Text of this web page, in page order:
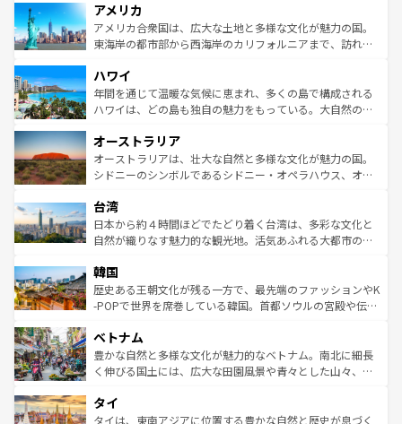
ンツ一覧を参照してほしい。
の建物がそのまま残る町や、スイスならではのユニークな
博物館もあり、アルプス観光だけでなく町歩きも満喫する
ことができる。国民の所得が高いため物価も高いが、旅行
ば市内交通費無料で観光を楽しむこともできる。 なお、新
着のスイス情報はコンテンツ一覧 を参照してほしい。
アメリカ
アメリカ合衆国は、広大な土地と多様な文化が魅力の国。
東海岸の都市部から西海岸のカリフォルニアまで、訪れる
のような巨大都市は、観光、ショッピング、エンターテイ
ンメントが詰まった刺激的なスポットだ。一方、アメリカ
西部には大自然が広がり、グランドキャニオンやイエロー
部のニューオーリンズでは、音楽と美食が融合した独特の
文化が魅力。旅行者はアメリカの各地域で異なる魅力を楽
しみながら、その多様性と豊かな歴史を感じることができ
ならではの贅沢な旅のスタイルだ。 なお、新着のアメリカ
情報はコンテンツ一覧を参照してほしい。
ハワイ
年間を通じて温暖な気候に恵まれ、多くの島で構成される
ハワイは、どの島も独自の魅力をもっている。大自然の神
ワイ島は見逃せない。また、定番の観光地といえばオアフ
島だが、静かな自然を求めるならマウイ島やカウアイ島が
おすすめ。エメラルドグリーンに輝く海をはじめ、豊かな
れるおもてなしの心で訪れる人々を迎えてくれるハワイの
人々、おいしいローカルフードやハワイアンミュージッ
ク、伝統的なフラダンスなど、すべてがハワイの魅力を彩
ワイを、存分に味わってほしい。 なお、新着のハワイ情報
はコンテンツ一覧を参照してほしい。
オーストラリア
オーストラリアは、壮大な自然と多様な文化が魅力の国。
シドニーのシンボルであるシドニー・オペラハウス、オー
リアリーフや大陸中央部にそびえるウルル（エアーズロッ
ク）、タスマニアの美しい原生林やケアンズの熱帯雨林な
ど、見どころがたくさん。また、カフェやワイン、オージ
いる。アクティビティも充実しており、サーフィンやダイ
ビング、ハイキングなど、アウトドア好きにはたまらな
い。オーストラリアの多彩な魅力を存分に味わいつくそ
参照してほしい。
台湾
日本から約４時間ほどでたどり着く台湾は、多彩な文化と
自然が織りなす魅力的な観光地。活気あふれる大都市の台
ン）、静ひつな山岳地帯である台湾東部など、都市の喧騒
と山間の静けさが共存しており、訪れる人に新しい発見と
驚きをもたらしてくれる。また、奥深い台湾の食文化も魅
容にもいいと評判のスイーツなど、バラエティ豊かな料理
が味わえる。 なお、新着の台湾情報は コンテンツ一覧を参
照してほしい。
韓国
歴史ある王朝文化が残る一方で、最先端のファッションやK
-POPで世界を席巻している韓国。首都ソウルの宮殿や伝統
き、地方に足を延ばせば四季折々の自然美を楽しむことが
できる。そして、キムチや焼肉、絶品のストリートフード
まで、さまざまな韓国料理が待っている。夜には、韓国な
リティに包まれながら、韓国の多彩な魅力を心ゆくまで味
わってみてほしい。 なお、新着の韓国情報はコンテンツ一
ベトナム
豊かな自然と多様な文化が魅力的なベトナム。南北に細長
く伸びる国土には、広大な田園風景や青々とした山々、世
急速な発展と共に伝統が息づく。ハノイの古い町並みやホ
ーチミン市のフランス統治時代の建物も、独特の雰囲気を
タイ
タイは、東南アジアに位置する豊かな自然と歴史が息づく